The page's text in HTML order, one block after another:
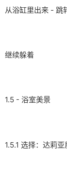
从浴缸里出来 - 跳
继续躲着
1.5 - 浴室美景
1.5.1 选择：达莉